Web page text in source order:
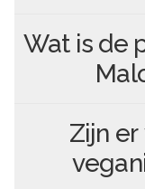
Wat is de
Zijn